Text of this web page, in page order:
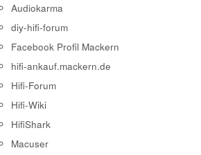
Audiokarma
diy-hifi-forum
Facebook Profil Mackern
hifi-ankauf.mackern.de
Hifi-Forum
Hifi-Wiki
HifiShark
Macuser